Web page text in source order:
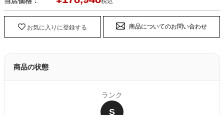
お気に入りに登録する 商品についてのお問い合わせ
商品の状態
ランク
S